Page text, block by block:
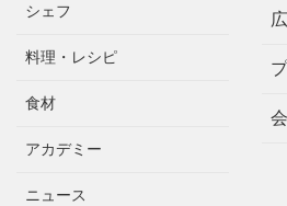
シェフ
料理・レシピ
食材
アカデミー
ニュース